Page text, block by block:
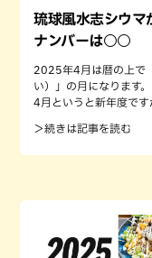
琉球風水志シウマ
ナンバーは○○
2025年4月は暦の上で
い）」の月になります。
4月というと新年度で
＞続きは記事を読む